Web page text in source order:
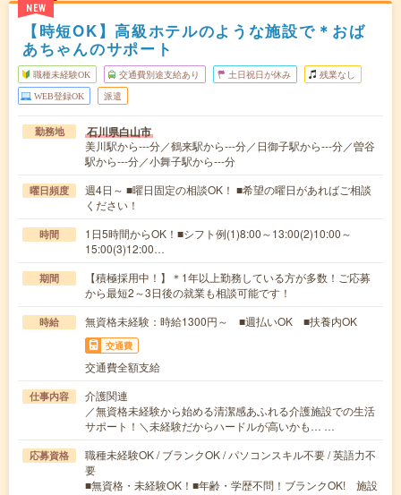
NEW
【時短OK】高級ホテルのような施設で＊おば
あちゃんのサポート
職種未経験OK 交通費別途支給あり 土日祝日が休み 残業なし
WEB登録OK 派遣
勤務地 石川県白山市
美川駅から---分／鶴来駅から---分／日御子駅から---分／曽谷
駅から---分／小舞子駅から---分
曜日頻度
週4日～ ■曜日固定の相談OK！ ■希望の曜日があればご相談
ください！
時間
1日5時間からOK！■シフト例(1)8:00～13:00(2)10:00～
15:00(3)12:00…
期間
【積極採用中！】＊1年以上勤務している方が多数！ご応募
から最短2～3日後の就業も相談可能です！
時給 無資格未経験：時給1300円～ ■週払いOK ■扶養内OK
交通費
交通費全額支給
仕事内容
介護関連
／無資格未経験から始める清潔感あふれる介護施設での生活
サポート！＼未経験だからハードルが高いかも… …
応募資格
職種未経験OK / ブランクOK / パソコンスキル不要 / 英語力不
要
■無資格・未経験OK！■年齢・学歴不問！ブランクOK! 施設